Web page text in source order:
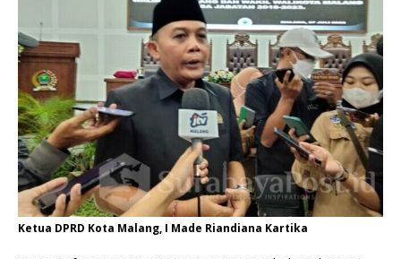
Ketua DPRD Kota Malang, I Made Riandiana Kartika